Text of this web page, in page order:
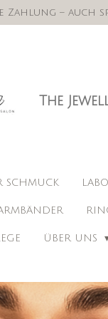
Zahlung – auch
The
SCHMUCK
ÜBER UNS